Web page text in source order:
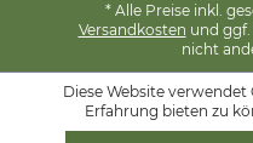
* Alle Preise inkl.
Versandkosten und
nicht
Diese Website
Erfahrung bieten zu